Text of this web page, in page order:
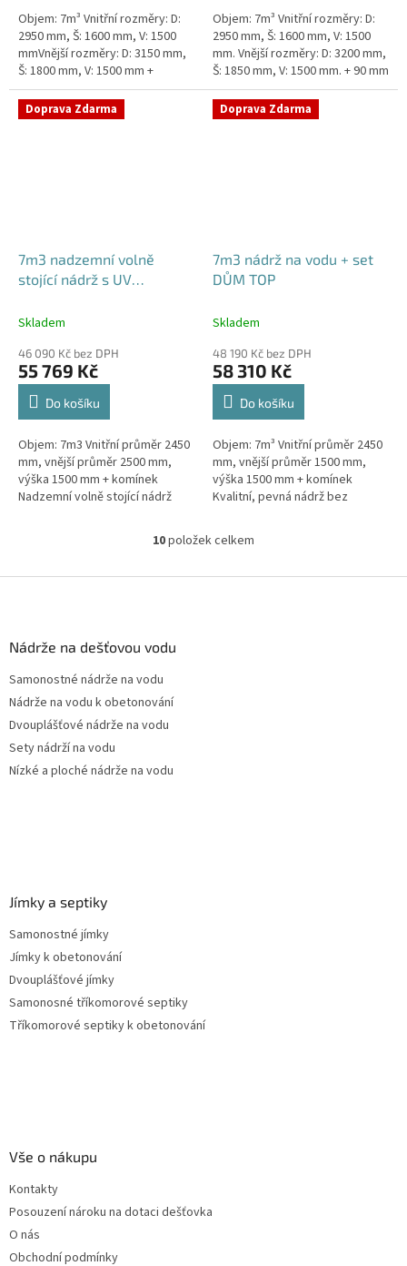
Objem: 7m³ Vnitřní rozměry: D:
2950 mm, Š: 1600 mm, V: 1500
mmVnější rozměry: D: 3150 mm,
Š: 1800 mm, V: 1500 mm +
komínek ZÁKLADNÍ VARIANTA
NÁDRŽE - VNĚJŠÍ VYSTUŽENÍ. NA
PŘÁNÍ...
Objem: 7m³ Vnitřní rozměry: D:
2950 mm, Š: 1600 mm, V: 1500
mm. Vnější rozměry: D: 3200 mm,
Š: 1850 mm, V: 1500 mm. + 90 mm
žebra proti spodní vodě +
komínek Nádrž do míst...
Doprava Zdarma
7m3 nadzemní volně
stojící nádrž s UV
Skladem
46 090 Kč bez DPH
55 769 Kč
Do košíku
Objem: 7m3 Vnitřní průměr 2450
mm, vnější průměr 2500 mm,
výška 1500 mm + komínek
Nadzemní volně stojící nádrž
Doprava Zdarma
7m3 nádrž na vodu + set
DŮM TOP
Skladem
48 190 Kč bez DPH
58 310 Kč
Do košíku
Objem: 7m³ Vnitřní průměr 2450
mm, vnější průměr 1500 mm,
výška 1500 mm + komínek
Kvalitní, pevná nádrž bez
umístění přítoku/ů, odtoku/ů
apod....
O
l
10položek celkem
Nádrže na dešťovou vodu
Samonostné nádrže na vodu
Nádrže na vodu k obetonování
Dvouplášťové nádrže na vodu
Sety nádrží na vodu
Nízké a ploché nádrže na vodu
Jímky a septiky
Samonostné jímky
Jímky k obetonování
Dvouplášťové jímky
Samonosné tříkomorové septiky
Tříkomorové septiky k obetonování
Vše o nákupu
Kontakty
Posouzení nároku na dotaci dešťovka
O nás
Obchodní podmínky